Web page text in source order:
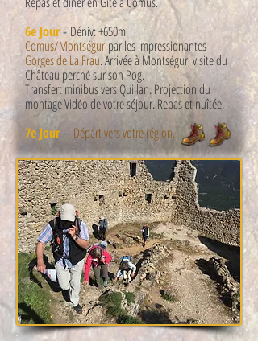
6e Jour- Déniv: +650m
Comus/Montségurpar les impressionantes
Gorges de La Frau. Arrivée à Montségur, visite du
Château perché sur son Pog.
Transfert minibus vers Quillan. Projection du
montage Vidéo de votre séjour. Repas et nuîtée.
7e Jour- Départ vers votre région.